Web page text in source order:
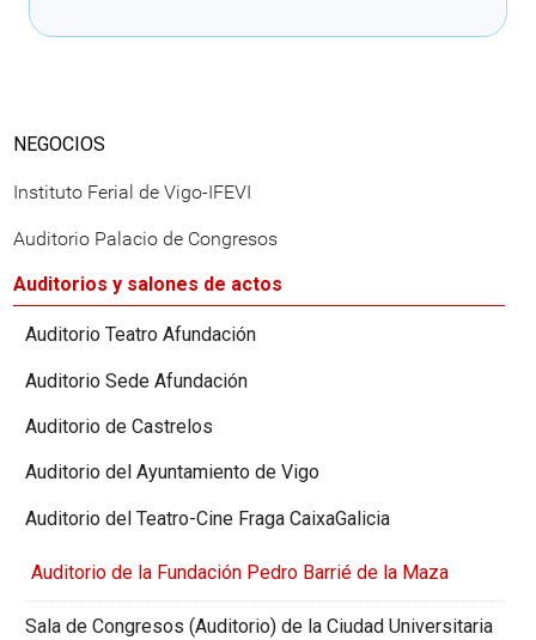
NEGOCIOS
Instituto Ferial de Vigo-IFEVI
Auditorio Palacio de Congresos
Auditorios y salones de actos
Auditorio Teatro Afundación
Auditorio Sede Afundación
Auditorio de Castrelos
Auditorio del Ayuntamiento de Vigo
Auditorio del Teatro-Cine Fraga CaixaGalicia
Auditorio de la Fundación Pedro Barrié de la Maza
Sala de Congresos (Auditorio) de la Ciudad Universitaria